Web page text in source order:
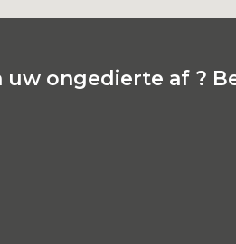
uw ongedierte af ?